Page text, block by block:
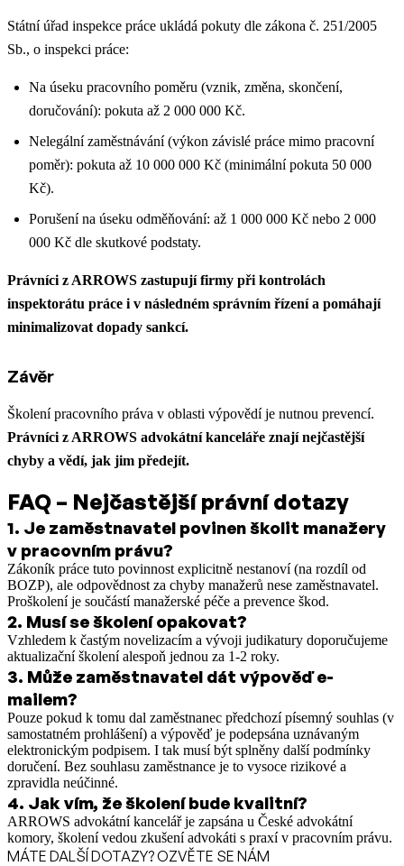
Státní úřad inspekce práce ukládá pokuty dle zákona č. 251/2005
Sb., o inspekci práce:
Na úseku pracovního poměru (vznik, změna, skončení,
doručování): pokuta až 2 000 000 Kč.
Nelegální zaměstnávání (výkon závislé práce mimo pracovní
poměr): pokuta až 10 000 000 Kč (minimální pokuta 50 000
Kč).
Porušení na úseku odměňování: až 1 000 000 Kč nebo 2 000
000 Kč dle skutkové podstaty.
Právníci z ARROWS zastupují firmy při kontrolách
inspektorátu práce i v následném správním řízení a pomáhají
minimalizovat dopady sankcí.
Závěr
Školení pracovního práva v oblasti výpovědí je nutnou prevencí.
Právníci z ARROWS advokátní kanceláře znají nejčastější
chyby a vědí, jak jim předejít.
FAQ – Nejčastější právní dotazy
1. Je zaměstnavatel povinen školit manažery
v pracovním právu?
Zákoník práce tuto povinnost explicitně nestanoví (na rozdíl od
BOZP), ale odpovědnost za chyby manažerů nese zaměstnavatel.
Proškolení je součástí manažerské péče a prevence škod.
2. Musí se školení opakovat?
Vzhledem k častým novelizacím a vývoji judikatury doporučujeme
aktualizační školení alespoň jednou za 1-2 roky.
3. Může zaměstnavatel dát výpověď e-
mailem?
Pouze pokud k tomu dal zaměstnanec předchozí písemný souhlas (v
samostatném prohlášení) a výpověď je podepsána uznávaným
elektronickým podpisem. I tak musí být splněny další podmínky
doručení. Bez souhlasu zaměstnance je to vysoce rizikové a
zpravidla neúčinné.
4. Jak vím, že školení bude kvalitní?
ARROWS advokátní kancelář je zapsána u České advokátní
komory, školení vedou zkušení advokáti s praxí v pracovním právu.
MÁTE DALŠÍ DOTAZY? OZVĚTE SE NÁM